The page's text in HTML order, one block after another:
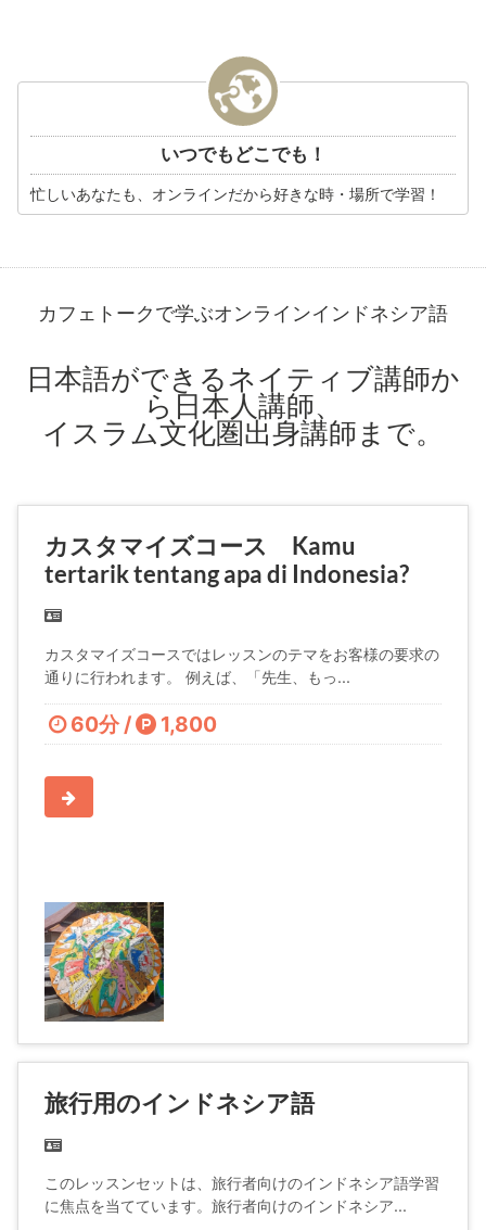
いつでもどこでも！
忙しいあなたも、オンラインだから好きな時・場所で学習！
カフェトークで学ぶオンラインインドネシア語
日本語ができるネイティブ講師か
ら日本人講師、
イスラム文化圏出身講師まで。
カスタマイズコース Kamu
tertarik tentang apa di Indonesia?
カスタマイズコースではレッスンのテマをお客様の要求の
通りに行われます。 例えば、「先生、もっ...
60分 / 1,800
旅行用のインドネシア語
このレッスンセットは、旅行者向けのインドネシア語学習
に焦点を当てています。旅行者向けのインドネシア...